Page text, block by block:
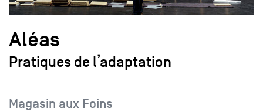
Aléas
Pratiques de l’adaptation
Magasin aux Foins